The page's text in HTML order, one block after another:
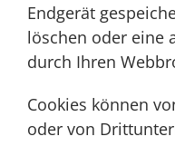
Endgerät
löschen oder eine
durch Ihren
Cookies können
oder von